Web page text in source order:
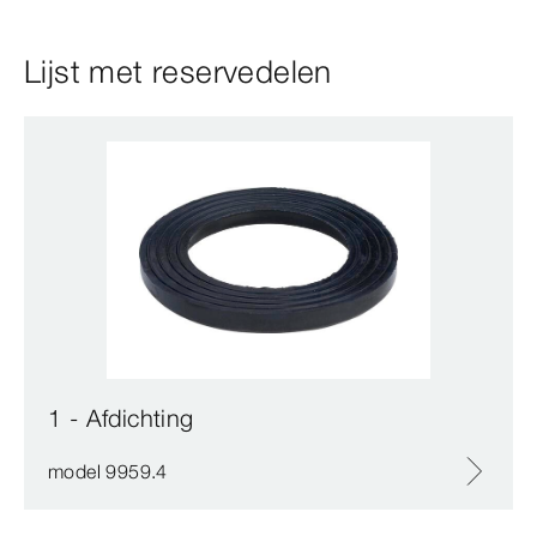
Lijst met reservedelen
1 - Afdichting
model 9959.4